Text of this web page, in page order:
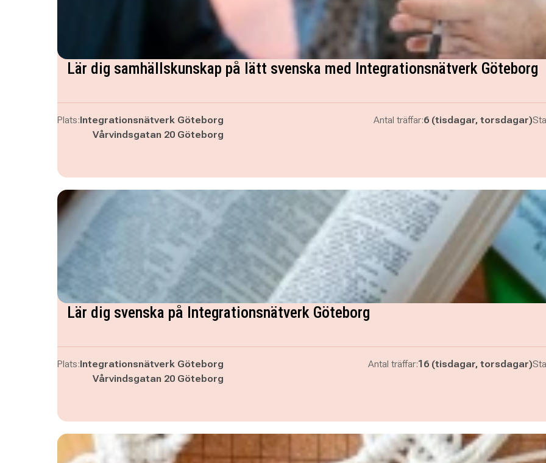
Lär dig samhällskunskap på lätt svenska med Integrationsnätverk Göteborg
Plats:Integrationsnätverk Göteborg
Vårvindsgatan 20 Göteborg
Antal träffar:6 (tisdagar, torsdagar)
Lär dig svenska på Integrationsnätverk Göteborg
Plats:Integrationsnätverk Göteborg
Vårvindsgatan 20 Göteborg
Antal träffar:16 (tisdagar, torsdagar)